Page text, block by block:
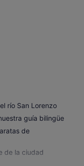
río San Lorenzo
guía bilingüe
de
de la ciudad